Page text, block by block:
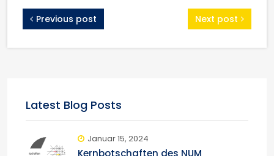
Previous post Next post
Latest Blog Posts
Januar 15, 2024
Kernbotschaften des NUM